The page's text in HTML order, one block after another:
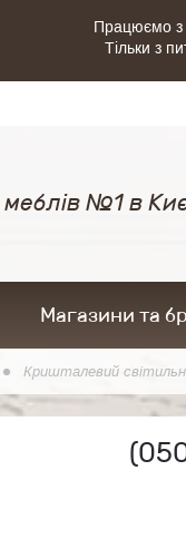
Працюємо з
Тільки з
№1 в
Магазини та
Кришталевий